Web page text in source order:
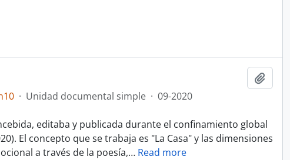
· Unidad documental simple · 09-2020
editaba y publicada durante el confinamiento global
El concepto que se trabaja es "La Casa" y las dimensiones
a través de la poesía,… Read more